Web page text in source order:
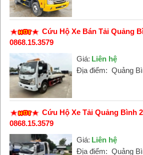
Cứu Hộ Xe Bán Tải Quảng
0868.15.3579
Giá: Liên hệ
Địa điểm: Quảng
Cứu Hộ Xe Tải Quảng Bình
0868.15.3579
Giá: Liên hệ
Địa điểm: Quảng